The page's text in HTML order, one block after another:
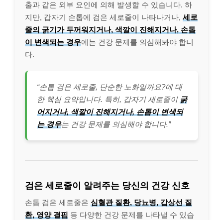
출과 같은 외부 요인에 의해 발생할 수 있습니다. 하
지만, 갑자기 손톱에 검은 세로줄이 나타나거나, 세로
줄의 굵기가 두꺼워지거나, 색깔이 진해지거나, 손톱
이 변색되는 경우에는 건강 문제를 의심해봐야 합니
다.
“손톱 검은 세로줄, 단순한 노화일까요?에 대
한 핵심 요약입니다. 특히, 갑자기 세로줄이 굵
어지거나, 색깔이 진해지거나, 손톱이 변색되
는 경우는 건강 문제를 의심해야 합니다.”
검은 세로줄이 알려주는 당신의 건강 신호
손톱 검은 세로줄은 심혈관 질환, 당뇨병, 갑상선 질
환, 영양 결핍 등 다양한 건강 문제를 나타낼 수 있습